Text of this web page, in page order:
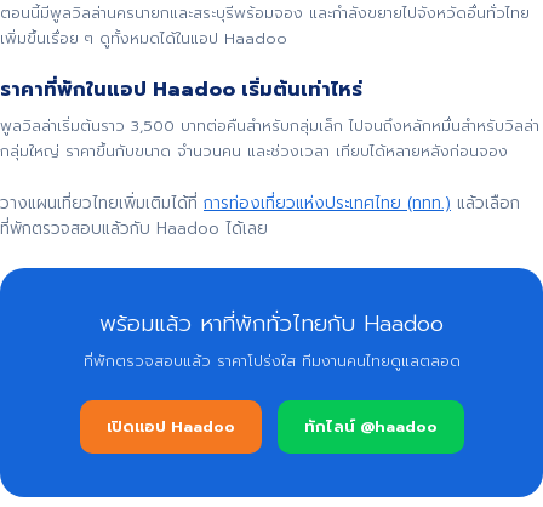
ตอนนี้มีพูลวิลล่านครนายกและสระบุรีพร้อมจอง และกำลังขยายไปจังหวัดอื่นทั่วไทย
เพิ่มขึ้นเรื่อย ๆ ดูทั้งหมดได้ในแอป Haadoo
ราคาที่พักในแอป Haadoo เริ่มต้นเท่าไหร่
พูลวิลล่าเริ่มต้นราว 3,500 บาทต่อคืนสำหรับกลุ่มเล็ก ไปจนถึงหลักหมื่นสำหรับวิลล่า
กลุ่มใหญ่ ราคาขึ้นกับขนาด จำนวนคน และช่วงเวลา เทียบได้หลายหลังก่อนจอง
วางแผนเที่ยวไทยเพิ่มเติมได้ที่ การท่องเที่ยวแห่งประเทศไทย (ททท.) แล้วเลือก
ที่พักตรวจสอบแล้วกับ Haadoo ได้เลย
พร้อมแล้ว หาที่พักทั่วไทยกับ Haadoo
ที่พักตรวจสอบแล้ว ราคาโปร่งใส ทีมงานคนไทยดูแลตลอด
เปิดแอป Haadoo ทักไลน์ @haadoo